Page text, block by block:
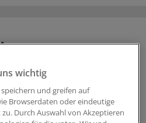
könnten die Verluste
hat eine Liste
wichtig
und greifen auf
Browserdaten oder eindeutige
Durch Auswahl von Akzeptieren